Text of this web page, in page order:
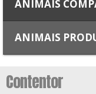
ANIMAIS
ANIMAIS
Contentor